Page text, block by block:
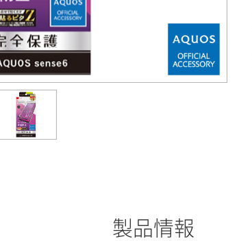
製品情報